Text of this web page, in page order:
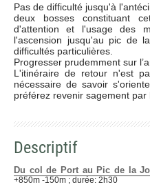
Pas de difficulté jusqu'à
deux bosses constituant
d'attention et l'usage des
l'ascension jusqu'au pic de
difficultés particulières.
Progresser prudemment sur
L'itinéraire de retour n'est
nécessaire de savoir
préférez revenir sagement par
Descriptif
Du col de Port au Pic de la
+850m -150m ; durée: 2h30